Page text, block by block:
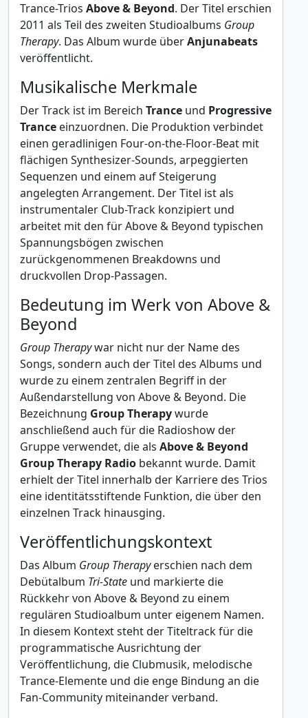
Trance-Trios Above & Beyond. Der Titel erschien
2011 als Teil des zweiten Studioalbums Group
Therapy. Das Album wurde überAnjunabeats
veröffentlicht.
Musikalische Merkmale
Der Track ist im Bereich Trance und Progressive
Trance einzuordnen. Die Produktion verbindet
einen geradlinigen Four-on-the-Floor-Beat mit
flächigen Synthesizer-Sounds, arpeggierten
Sequenzen und einem auf Steigerung
angelegten Arrangement. Der Titel ist als
instrumentaler Club-Track konzipiert und
arbeitet mit den für Above & Beyond typischen
Spannungsbögen zwischen
zurückgenommenen Breakdowns und
druckvollen Drop-Passagen.
Bedeutung im Werk von Above &
Beyond
Group Therapywar nicht nur der Name des
Songs, sondern auch der Titel des Albums und
wurde zu einem zentralen Begriff in der
Außendarstellung von Above & Beyond. Die
Bezeichnung Group Therapywurde
anschließend auch für die Radioshow der
Gruppe verwendet, die als Above & Beyond
Group Therapy Radio bekannt wurde. Damit
erhielt der Titel innerhalb der Karriere des Trios
eine identitätsstiftende Funktion, die über den
einzelnen Track hinausging.
Veröffentlichungskontext
Das Album Group Therapyerschien nach dem
Debütalbum Tri-State und markierte die
Rückkehr von Above & Beyond zu einem
regulären Studioalbum unter eigenem Namen.
In diesem Kontext steht der Titeltrack für die
programmatische Ausrichtung der
Veröffentlichung, die Clubmusik, melodische
Trance-Elemente und die enge Bindung an die
Fan-Community miteinander verband.